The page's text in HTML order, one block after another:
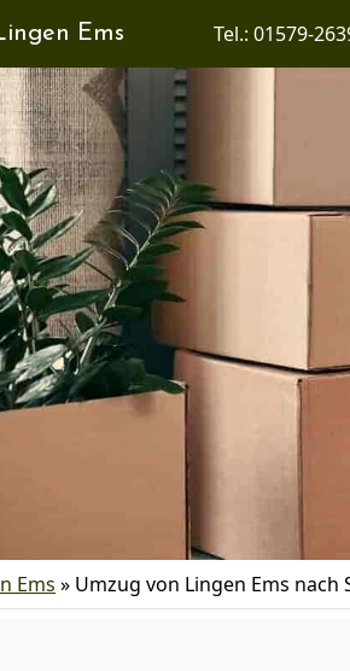
Ems Tel.: 01579-
Ems » Umzug von Lingen Ems nach